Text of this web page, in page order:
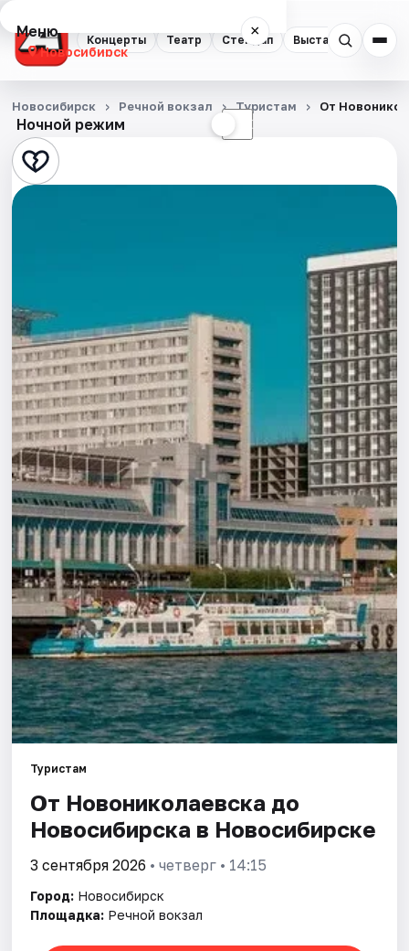
Концерты Театр Стендап Выставки
Меню ×
Новосибирск
Концерты
Театр
Стендап
Экскурсии
Спорт
События
Города
Площадки
Артисты
Рейтинги
Ночной режим ☾
Новосибирск Речной вокзал Туристам От
Туристам
От Новониколаевска до
Новосибирска в Новосибирске
3 сентября 2026 • четверг • 14:15
Город: Новосибирск
Площадка: Речной вокзал